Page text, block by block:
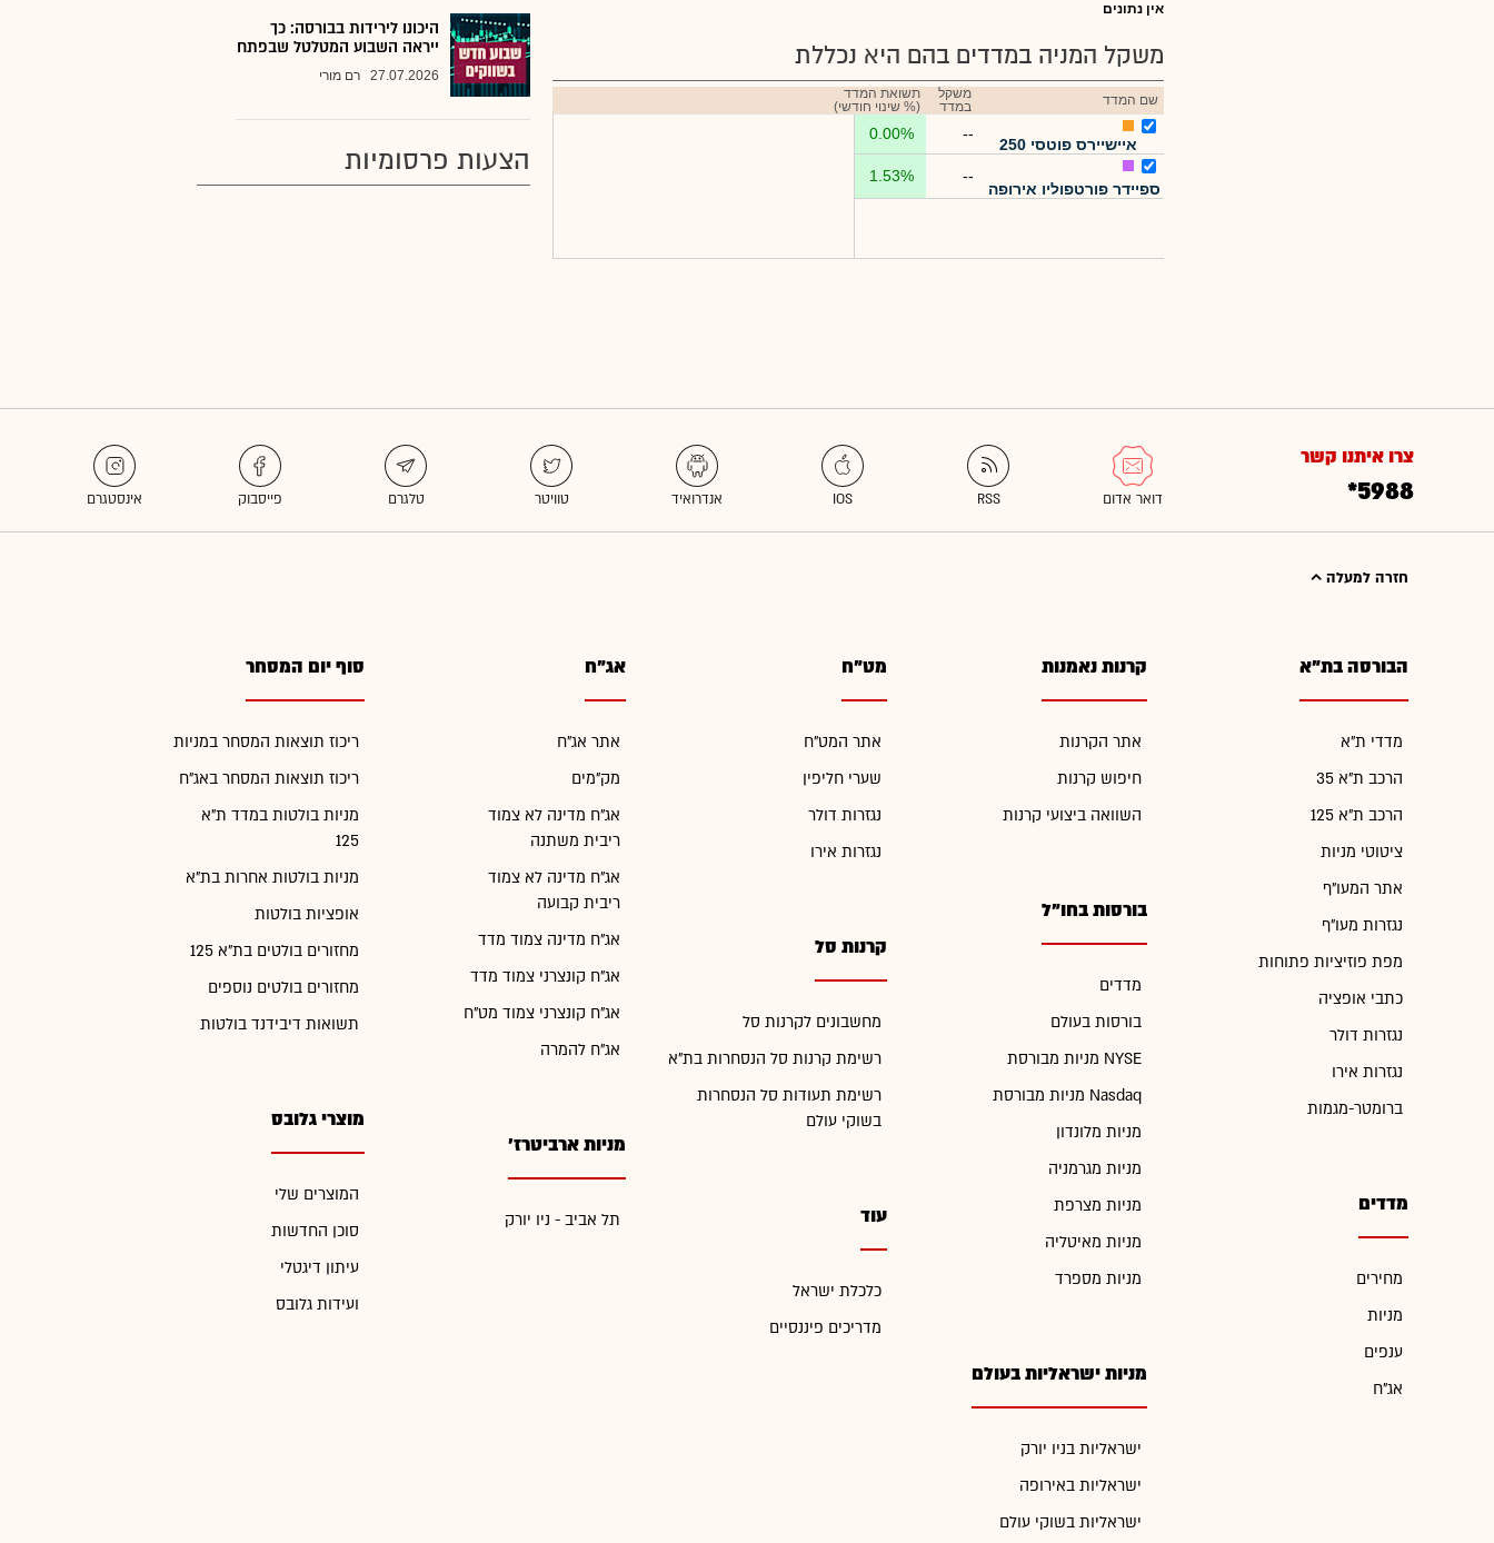
אין נתונים
משקל המניה במדדים בהם היא נכללת
שם המדד
משקל
במדד
תשואת המדד
(% שינוי חודשי)
איישיירס פוטסי 250
--
0.00%
ספיידר פורטפוליו אירופה
--
1.53%
היכונו לירידות בבורסה: כך
ייראה השבוע המטלטל שבפתח
27.07.2026 רם מורי
הצעות פרסומיות
צרו איתנו קשר
*5988
חזרה למעלה
הבורסה בת"א
מדדי ת"א
הרכב ת"א 35
הרכב ת"א 125
ציטוטי מניות
אתר המעו"ף
נגזרות מעו"ף
מפת פוזיציות פתוחות
כתבי אופציה
נגזרות דולר
נגזרות אירו
ברומטר-מגמות
מדדים
מחירים
מניות
ענפים
אג"ח
קרנות נאמנות
אתר הקרנות
חיפוש קרנות
השוואה ביצועי קרנות
בורסות בחו"ל
מדדים
בורסות בעולם
מניות מבורסת NYSE
מניות מבורסת Nasdaq
מניות מלונדון
מניות מגרמניה
מניות מצרפת
מניות מאיטליה
מניות מספרד
מניות ישראליות בעולם
ישראליות בניו יורק
ישראליות באירופה
ישראליות בשוקי עולם
מט"ח
אתר המט"ח
שערי חליפין
נגזרות דולר
נגזרות אירו
קרנות סל
מחשבונים לקרנות סל
רשימת קרנות סל הנסחרות בת"א
רשימת תעודות סל הנסחרות
בשוקי עולם
עוד
כלכלת ישראל
מדריכים פיננסיים
אג"ח
אתר אג"ח
מק"מים
אג"ח מדינה לא צמוד
ריבית משתנה
אג"ח מדינה לא צמוד
ריבית קבועה
אג"ח מדינה צמוד מדד
אג"ח קונצרני צמוד מדד
אג"ח קונצרני צמוד מט"ח
אג"ח להמרה
מניות ארביטרז'
תל אביב - ניו יורק
סוף יום המסחר
ריכוז תוצאות המסחר במניות
ריכוז תוצאות המסחר באג"ח
מניות בולטות במדד ת"א
125
מניות בולטות אחרות בת"א
אופציות בולטות
מחזורים בולטים בת"א 125
מחזורים בולטים נוספים
תשואות דיבידנד בולטות
מוצרי גלובס
המוצרים שלי
סוכן החדשות
עיתון דיגטלי
ועידות גלובס